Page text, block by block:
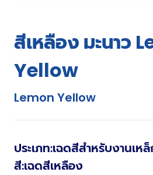
สีเหลือง มะนาว
Yellow
Lemon Yellow
ประเภท:เฉดสีสำหรับงานเห
สี:เฉดสีเหลือง